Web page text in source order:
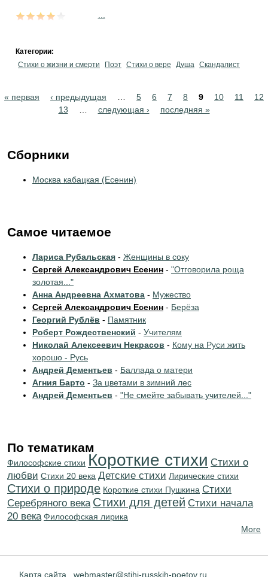
Категории:
Стихи о жизни и смерти
Поэт Стихи о вере Душа Скандалист
Pages
« первая ‹ предыдущая 5 6 7 8 9 10 11
12
13
следующая › последняя »
Сборники
Москва кабацкая (Есенин)
Самое читаемое
Лариса Рубальская - Женщины в соку
Сергей Александрович Есенин - "Отговорила роща
золотая..."
Анна Андреевна Ахматова - Мужество
Сергей Александрович Есенин - Берёза
Георгий Рублёв - Памятник
Роберт Рождественский - Учителям
Николай Алексеевич Некрасов - Кому на Руси жить
хорошо - Русь
Андрей Дементьев - Баллада о матери
Агния Барто - За цветами в зимний лес
Андрей Дементьев - "Не смейте забывать учителей..."
По тематикам
Философские стихи Короткие стихи Стихи о
любви Стихи 20 века Детские стихи Лирические стихи
Стихи о природе Короткие стихи Пушкина Cтихи
Серебряного века Стихи для детей Cтихи начала
20 века Философская лирика
More
Карта сайта webmaster@stihi-russkih-poetov.ru